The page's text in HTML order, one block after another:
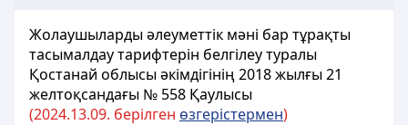
Жолаушыларды әлеуметтік мәні бар тұрақты
тасымалдау тарифтерін белгілеу туралы
Қостанай облысы әкімдігінің 2018 жылғы 21
желтоқсандағы № 558 Қаулысы
(2024.13.09. берілген өзгерістермен)